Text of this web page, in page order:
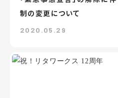
制の変更について
2020.05.29